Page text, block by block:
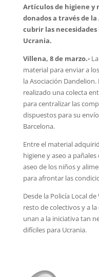
Artículos de higiene
donados a través de
cubrir las
Ucrania.
Villena, 8 de marzo.-La
material para enviar a
la Asociación
realizado una colecta
para centralizar las
dispuestos para su
Barcelona.
Entre el material
higiene y aseo a
aseo de los niños y
para afrontar las
Desde la Policía Local
resto de colectivos y a
unan a la iniciativa tan
difíciles para Ucrania.